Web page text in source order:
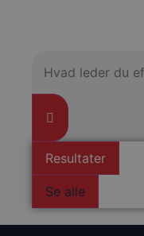
Resultater
Se alle